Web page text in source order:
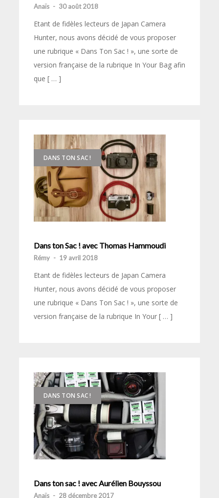
Anaïs - 30 août 2018
Etant de fidèles lecteurs de Japan Camera
Hunter, nous avons décidé de vous proposer
une rubrique « Dans Ton Sac ! », une sorte de
version française de la rubrique In Your Bag afin
que [ … ]
DANS TON SAC !
Dans ton Sac ! avec Thomas Hammoudi
Rémy - 19 avril 2018
Etant de fidèles lecteurs de Japan Camera
Hunter, nous avons décidé de vous proposer
une rubrique « Dans Ton Sac ! », une sorte de
version française de la rubrique In Your [ … ]
DANS TON SAC !
Dans ton sac ! avec Aurélien Bouyssou
Anaïs - 28 décembre 2017